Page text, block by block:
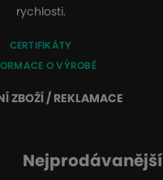
rychlosti.
CERTIFIKÁTY
O VÝROBĚ
ZBOŽÍ / REKLAMACE
Nejprodávanější